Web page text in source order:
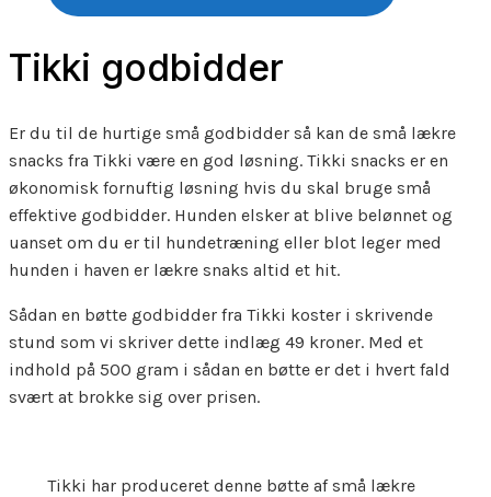
Tikki godbidder
Er du til de hurtige små godbidder så kan de små lækre
snacks fra Tikki være en god løsning. Tikki snacks er en
økonomisk fornuftig løsning hvis du skal bruge små
effektive godbidder. Hunden elsker at blive belønnet og
uanset om du er til hundetræning eller blot leger med
hunden i haven er lækre snaks altid et hit.
Sådan en bøtte godbidder fra Tikki koster i skrivende
stund som vi skriver dette indlæg 49 kroner. Med et
indhold på 500 gram i sådan en bøtte er det i hvert fald
svært at brokke sig over prisen.
Tikki har produceret denne bøtte af små lækre